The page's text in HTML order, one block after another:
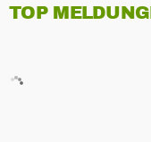
TOP